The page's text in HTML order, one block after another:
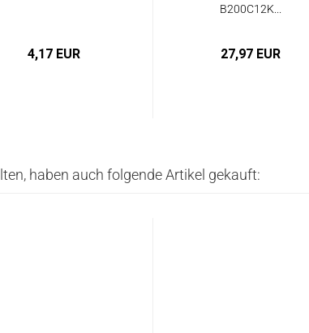
4,17 EUR
B200C12K...
27,97 EUR
haben auch folgende Artikel gekauft: